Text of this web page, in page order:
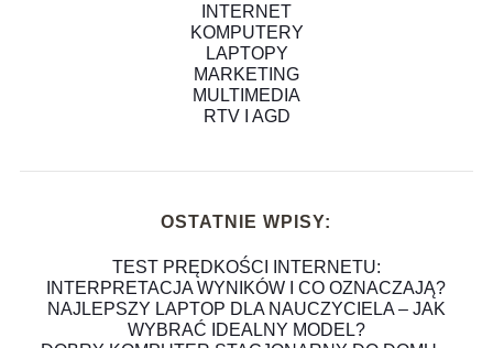
INTERNET
KOMPUTERY
LAPTOPY
MARKETING
MULTIMEDIA
RTV I AGD
OSTATNIE WPISY:
TEST PRĘDKOŚCI INTERNETU:
INTERPRETACJA WYNIKÓW I CO OZNACZAJĄ?
NAJLEPSZY LAPTOP DLA NAUCZYCIELA – JAK
WYBRAĆ IDEALNY MODEL?